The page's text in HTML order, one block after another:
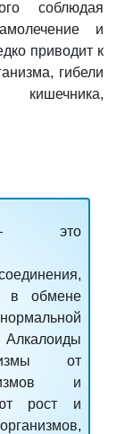
соблюдая
и
приводит к
гибели
кишечника,
в обмене
Алкалоиды
от
и
рост и